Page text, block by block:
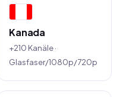
Kanada
+210 Kanäle ·
Glasfaser/1080p/720p